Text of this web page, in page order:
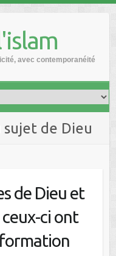
avec contemporanéité
sujet de Dieu
de Dieu et
ci ont